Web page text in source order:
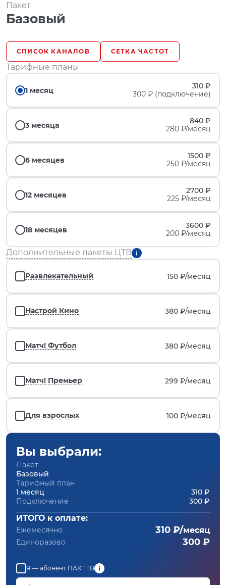
Пакет
Базовый
СПИСОК КАНАЛОВ СЕТКА ЧАСТОТ
Тарифные планы
1 месяц
310 ₽
300 ₽ (подключение)
3 месяца
840 ₽
280 ₽/месяц
6 месяцев
1500 ₽
250 ₽/месяц
12 месяцев
2700 ₽
225 ₽/месяц
18 месяцев
3600 ₽
200 ₽/месяц
Дополнительные пакеты ЦТВ
Развлекательный 150 ₽/месяц
Настрой Кино 380 ₽/месяц
Матч! Футбол 380 ₽/месяц
Матч! Премьер 299 ₽/месяц
Для взрослых 100 ₽/месяц
Вы выбрали:
Пакет
Базовый
Тарифный план
1 месяц
310 ₽
Подключение
300 ₽
ИТОГО к оплате:
Ежемесячно 310 ₽/месяц
Единоразово 300 ₽
Я — абонент ПАКТ ТВ